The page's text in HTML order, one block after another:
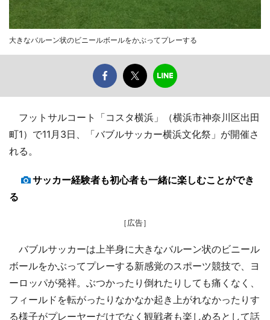
大きなバルーン状のビニールボールをかぶってプレーする
フットサルコート「コスタ横浜」（横浜市神奈川区出田
町1）で11月3日、「バブルサッカー横浜文化祭」が開催さ
れる。
サッカー経験者も初心者も一緒に楽しむことができ
る
［広告］
バブルサッカーは上半身に大きなバルーン状のビニール
ボールをかぶってプレーする新感覚のスポーツ競技で、ヨ
ーロッパが発祥。ぶつかったり倒れたりしても痛くなく、
フィールドを転がったりなかなか起き上がれなかったりす
る様子がプレーヤーだけでなく観戦者も楽しめるとして話